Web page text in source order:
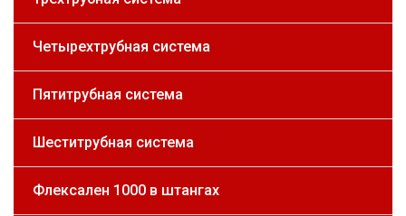
Четырехтрубная система
Пятитрубная система
Шеститрубная система
Флексален 1000 в штангах